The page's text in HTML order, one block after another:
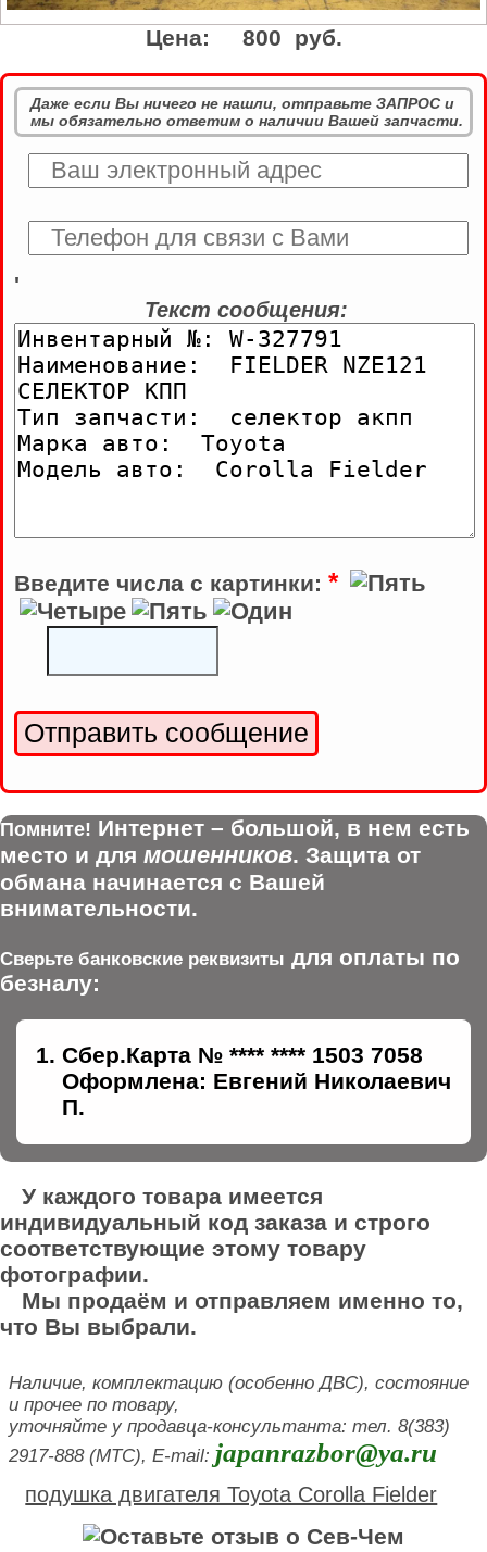
Цена: 800 руб.
Даже если Вы ничего не нашли, отправьте ЗАПРОС и
мы обязательно ответим о наличии Вашей запчасти.
'
Текст сообщения:
Введите числа с картинки: *
Помните! Интернет – большой, в нем есть
место и для мошенников. Защита от
обмана начинается с Вашей
внимательности.
Сверьте банковские реквизиты для оплаты по
безналу:
Сбер.Карта № **** **** 1503 7058
Оформлена: Евгений Николаевич
П.
У каждого товара имеется
индивидуальный код заказа и строго
соответствующие этому товару
фотографии.
Мы продаём и отправляем именно то,
что Вы выбрали.
Наличие, комплектацию (особенно ДВС), состояние
и прочее по товару,
уточняйте у продавца-консультанта: тел. 8(383)
2917-888 (МТС), E-mail: japanrazbor@ya.ru
подушка двигателя Toyota Corolla Fielder